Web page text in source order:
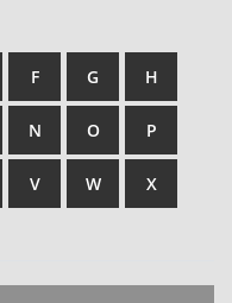
F G H
N O P
V W X